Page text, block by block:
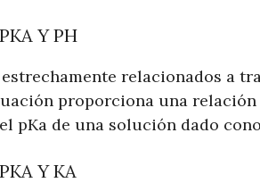
Y PH
relacionados a
proporciona una
pKa de una solución dado
Y KA